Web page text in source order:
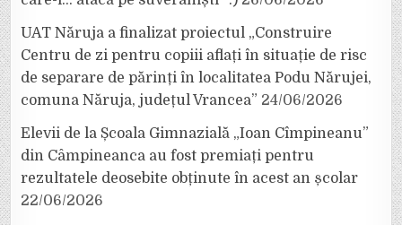
UAT Năruja a finalizat proiectul „Construire
Centru de zi pentru copiii aflați în situație de risc
de separare de părinți în localitatea Podu Nărujei,
comuna Năruja, județul Vrancea” 24/06/2026
Elevii de la Școala Gimnazială „Ioan Cîmpineanu”
din Câmpineanca au fost premiați pentru
rezultatele deosebite obținute în acest an școlar
22/06/2026